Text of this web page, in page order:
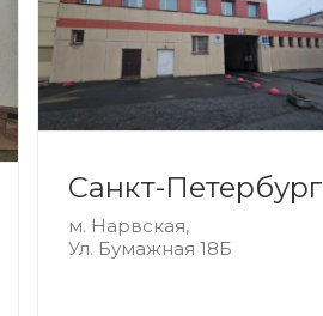
Санкт-Петербург
м. Нарвская,
Ул. Бумажная 18Б